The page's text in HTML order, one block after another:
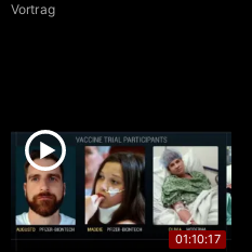
Vortrag
01:10:17